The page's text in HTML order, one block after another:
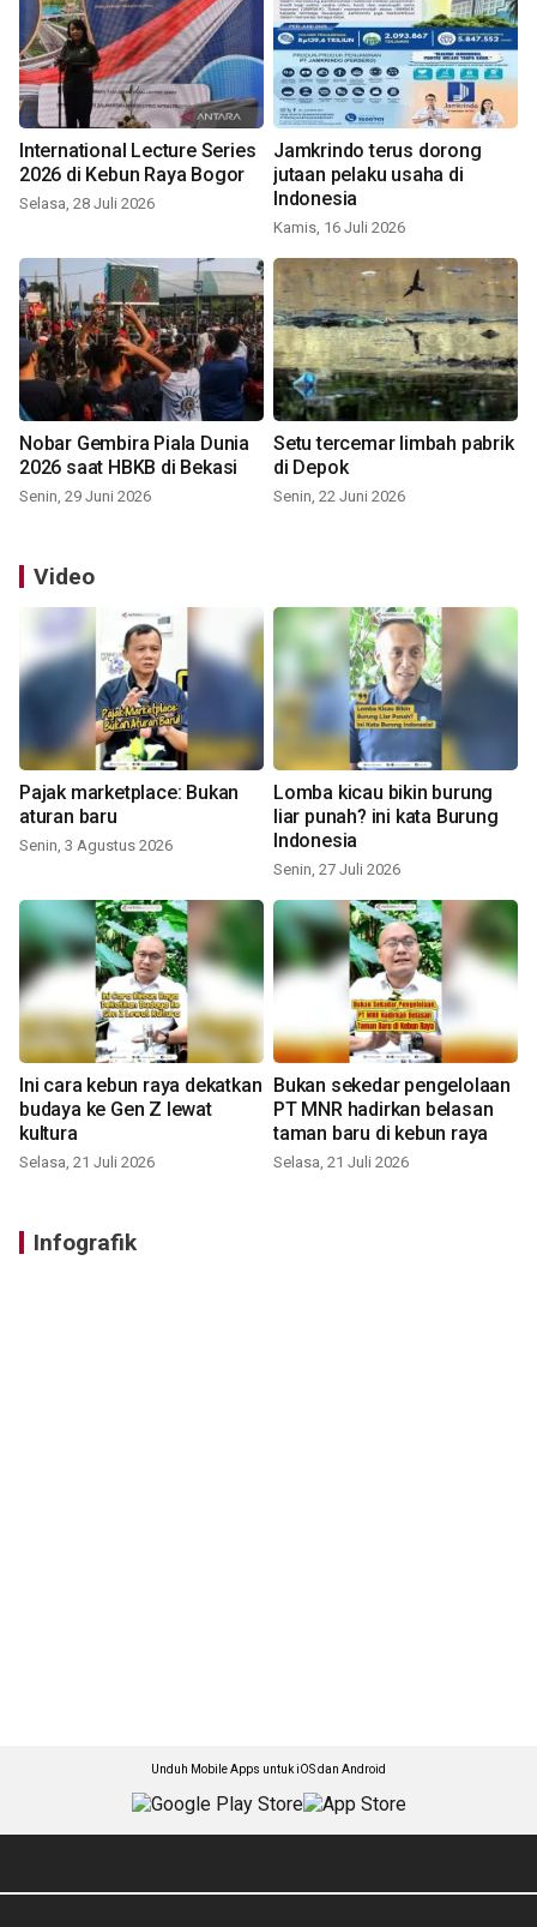
International Lecture Series
2026 di Kebun Raya Bogor
Selasa, 28 Juli 2026
Jamkrindo terus dorong
jutaan pelaku usaha di
Indonesia
Kamis, 16 Juli 2026
Nobar Gembira Piala Dunia
2026 saat HBKB di Bekasi
Senin, 29 Juni 2026
Setu tercemar limbah pabrik
di Depok
Senin, 22 Juni 2026
Video
Pajak marketplace: Bukan
aturan baru
Senin, 3 Agustus 2026
Lomba kicau bikin burung
liar punah? ini kata Burung
Indonesia
Senin, 27 Juli 2026
Ini cara kebun raya dekatkan
budaya ke Gen Z lewat
kultura
Selasa, 21 Juli 2026
Bukan sekedar pengelolaan
PT MNR hadirkan belasan
taman baru di kebun raya
Selasa, 21 Juli 2026
Infografik
Unduh Mobile Apps untuk iOS dan Android